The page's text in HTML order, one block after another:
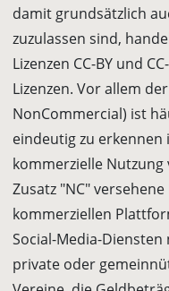
damit grundsätzlich
zuzulassen sind,
Lizenzen CC-BY und
Lizenzen. Vor allem
NonCommercial) ist
eindeutig zu erkennen
kommerzielle
Zusatz "NC"
kommerziellen
Social-Media-
private oder